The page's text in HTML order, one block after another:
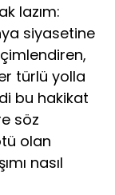
lazım:
siyasetine
türlü yolla
bu hakikat
söz
olan
nasıl